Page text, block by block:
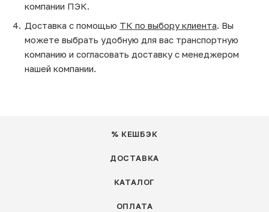
компании ПЭК.
Доставка с помощью ТК по выбору клиента. Вы
можете выбрать удобную для вас транспортную
компанию и согласовать доставку с менеджером
нашей компании.
% КЕШБЭК
ДОСТАВКА
КАТАЛОГ
ОПЛАТА